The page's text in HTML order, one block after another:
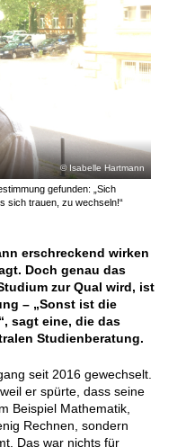
Isabelle Hartmann
gefunden: „Sich
sich trauen, zu wechseln!“
erschreckend wirken
Doch genau das
zur Qual wird, ist
– „Sonst ist die
sagt eine, die das
Studienberatung.
seit 2016 gewechselt.
er spürte, dass seine
Beispiel Mathematik,
Rechnen, sondern
Das war nichts für